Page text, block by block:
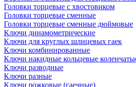
Головки торцевые с хвостовиком
Головки торцевые сменные
Головки торцевые сменные дюймовые
Ключи динамометрические
Ключи для круглых шлицевых гаек
Ключи комбинированные
Ключи накидные кольцевые
Ключи разводные
Ключи разные
Ключи рожковые (гаечные)